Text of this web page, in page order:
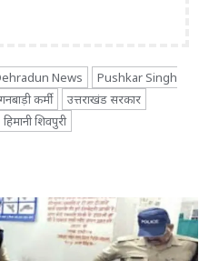
News
Pushkar Singh
कर्मी
उत्तराखंड सरकार
हिमानी शिवपुरी